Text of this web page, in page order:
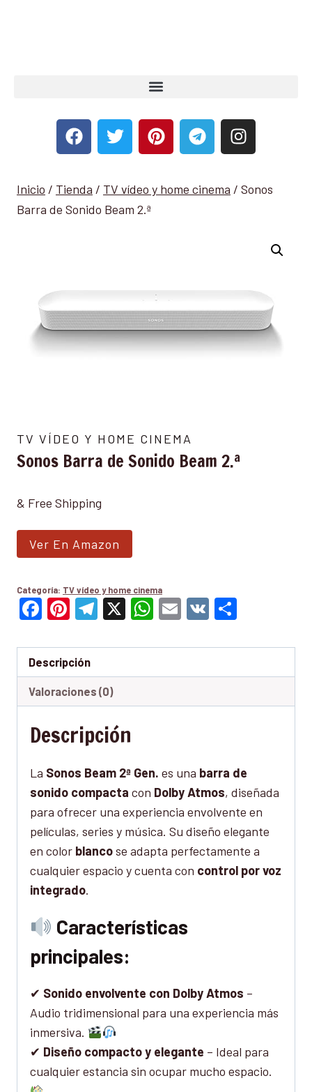
Inicio / Tienda / TV vídeo y home cinema / Sonos
Barra de Sonido Beam 2.ª
TV VÍDEO Y HOME CINEMA
Sonos Barra de Sonido Beam 2.ª
& Free Shipping
Ver En Amazon
Categoría: TV vídeo y home cinema
Facebook
Pinterest
Telegram
X WhatsApp
Email
VK
Descripción
Valoraciones (0)
Descripción
La Sonos Beam 2ª Gen. es una barra de
sonido compacta con Dolby Atmos, diseñada
para ofrecer una experiencia envolvente en
películas, series y música. Su diseño elegante
en color blancose adapta perfectamente a
cualquier espacio y cuenta con control por voz
integrado.
Características
principales:
✔ Sonido envolvente con Dolby Atmos –
Audio tridimensional para una experiencia más
inmersiva.
✔ Diseño compacto y elegante – Ideal para
cualquier estancia sin ocupar mucho espacio.